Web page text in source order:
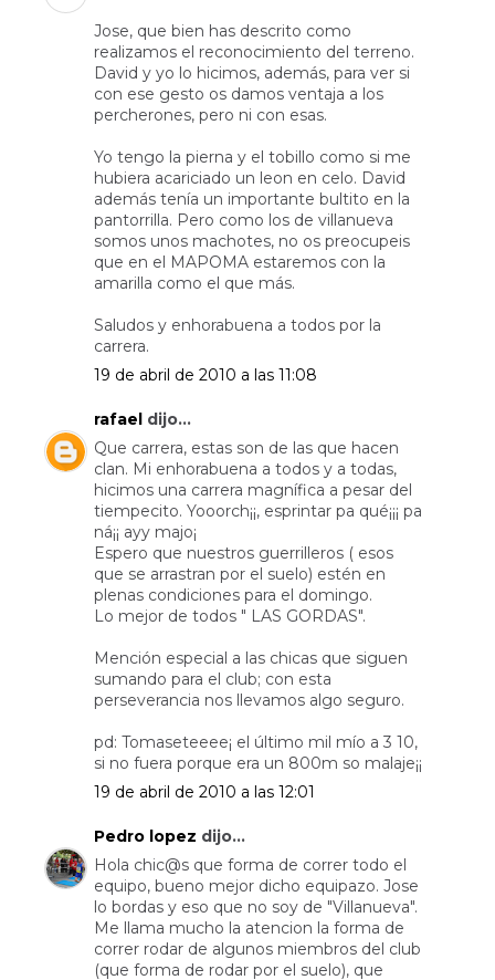
Jose, que bien has descrito como
realizamos el reconocimiento del terreno.
David y yo lo hicimos, además, para ver si
con ese gesto os damos ventaja a los
percherones, pero ni con esas.
Yo tengo la pierna y el tobillo como si me
hubiera acariciado un leon en celo. David
además tenía un importante bultito en la
pantorrilla. Pero como los de villanueva
somos unos machotes, no os preocupeis
que en el MAPOMA estaremos con la
amarilla como el que más.
Saludos y enhorabuena a todos por la
carrera.
19 de abril de 2010 a las 11:08
rafael dijo...
Que carrera, estas son de las que hacen
clan. Mi enhorabuena a todos y a todas,
hicimos una carrera magnífica a pesar del
tiempecito. Yooorch¡¡, esprintar pa qué¡¡¡ pa
ná¡¡ ayy majo¡
Espero que nuestros guerrilleros ( esos
que se arrastran por el suelo) estén en
plenas condiciones para el domingo.
Lo mejor de todos " LAS GORDAS".
Mención especial a las chicas que siguen
sumando para el club; con esta
perseverancia nos llevamos algo seguro.
pd: Tomaseteeee¡ el último mil mío a 3 10,
si no fuera porque era un 800m so malaje¡¡
19 de abril de 2010 a las 12:01
Pedro lopez dijo...
Hola chic@s que forma de correr todo el
equipo, bueno mejor dicho equipazo. Jose
lo bordas y eso que no soy de "Villanueva".
Me llama mucho la atencion la forma de
correr rodar de algunos miembros del club
(que forma de rodar por el suelo), que